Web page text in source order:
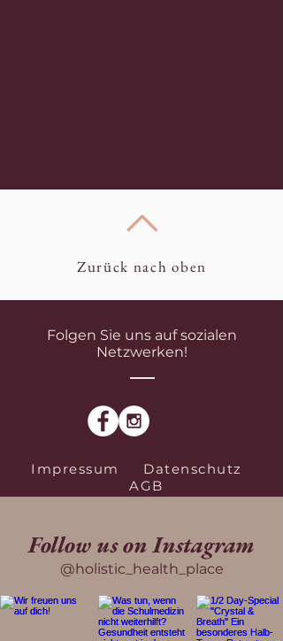
Zurück nach oben
Folgen Sie uns auf sozialen
Netzwerken!
Impressum
Datenschutz
AGB
Follow us on Instagram
@holistic_health_place